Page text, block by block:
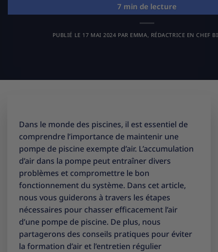
PUBLIÉ LE 17 MAI 2024 PAR EMMA, RÉDACTRICE EN CHEF
Dans le monde des piscines, il est essentiel de
comprendre l’importance de maintenir une
pompe de piscine exempte d’air. L’accumulation
d’air dans la pompe peut entraîner divers
problèmes et compromettre le bon
fonctionnement du système. Dans cet article,
nous vous guiderons à travers les étapes
nécessaires pour chasser efficacement l’air
d’une pompe de piscine. De plus, nous
partagerons des conseils pratiques pour éviter
la formation d’air et l’entretien régulier